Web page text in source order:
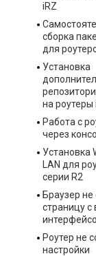
iRZ
сборка
для
Установка
на роутеры
Работа с
через
Установка
LAN для
серии R2
Браузер
страницу с
Роутер не
настройки